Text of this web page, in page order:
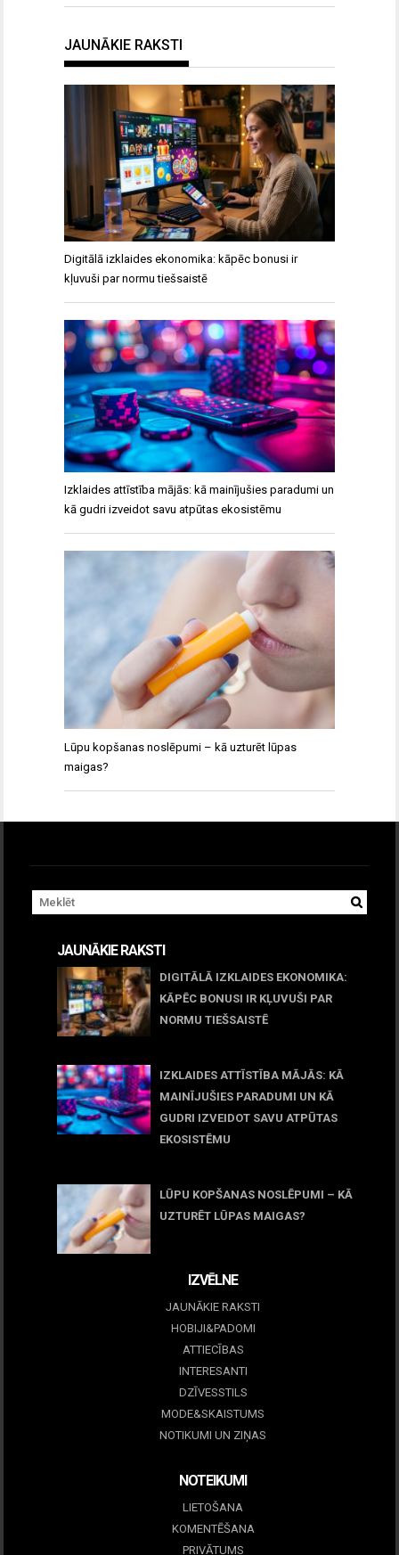
JAUNĀKIE RAKSTI
Digitālā izklaides ekonomika: kāpēc bonusi ir
kļuvuši par normu tiešsaistē
Izklaides attīstība mājās: kā mainījušies paradumi un
kā gudri izveidot savu atpūtas ekosistēmu
Lūpu kopšanas noslēpumi – kā uzturēt lūpas
maigas?
JAUNĀKIE RAKSTI
DIGITĀLĀ IZKLAIDES EKONOMIKA:
KĀPĒC BONUSI IR KĻUVUŠI PAR
NORMU TIEŠSAISTĒ
IZKLAIDES ATTĪSTĪBA MĀJĀS: KĀ
MAINĪJUŠIES PARADUMI UN KĀ
GUDRI IZVEIDOT SAVU ATPŪTAS
EKOSISTĒMU
LŪPU KOPŠANAS NOSLĒPUMI – KĀ
UZTURĒT LŪPAS MAIGAS?
IZVĒLNE
JAUNĀKIE RAKSTI
HOBIJI&PADOMI
ATTIECĪBAS
INTERESANTI
DZĪVESSTILS
MODE&SKAISTUMS
NOTIKUMI UN ZIŅAS
NOTEIKUMI
LIETOŠANA
KOMENTĒŠANA
PRIVĀTUMS